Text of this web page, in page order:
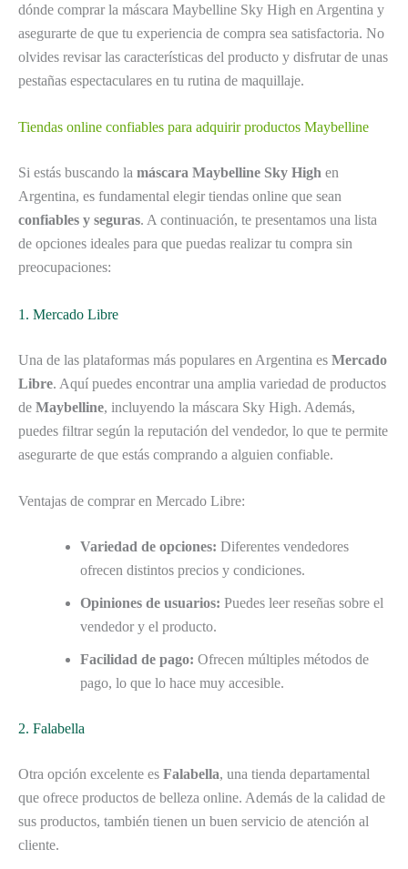
dónde comprar la máscara Maybelline Sky High en Argentina y
asegurarte de que tu experiencia de compra sea satisfactoria. No
olvides revisar las características del producto y disfrutar de unas
pestañas espectaculares en tu rutina de maquillaje.
Tiendas online confiables para adquirir productos Maybelline
Si estás buscando la máscara Maybelline Sky High en
Argentina, es fundamental elegir tiendas online que sean
confiables y seguras. A continuación, te presentamos una lista
de opciones ideales para que puedas realizar tu compra sin
preocupaciones:
1. Mercado Libre
Una de las plataformas más populares en Argentina es Mercado
Libre. Aquí puedes encontrar una amplia variedad de productos
de Maybelline, incluyendo la máscara Sky High. Además,
puedes filtrar según la reputación del vendedor, lo que te permite
asegurarte de que estás comprando a alguien confiable.
Ventajas de comprar en Mercado Libre:
Variedad de opciones: Diferentes vendedores
ofrecen distintos precios y condiciones.
Opiniones de usuarios: Puedes leer reseñas sobre el
vendedor y el producto.
Facilidad de pago: Ofrecen múltiples métodos de
pago, lo que lo hace muy accesible.
2. Falabella
Otra opción excelente es Falabella, una tienda departamental
que ofrece productos de belleza online. Además de la calidad de
sus productos, también tienen un buen servicio de atención al
cliente.